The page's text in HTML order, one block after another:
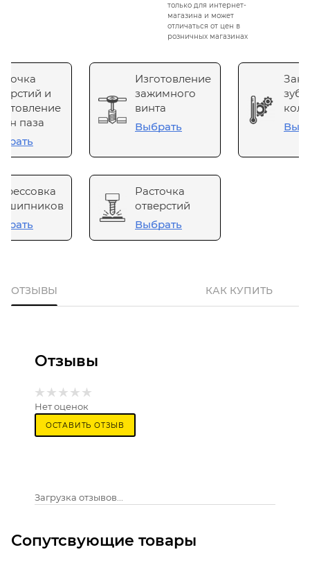
только для интернет-
магазина и может
отличаться от цен в
розничных магазинах
и
паза
Изготовление
зажимного
винта
Выбрать
Расточка
отверстий
Выбрать
ОТЗЫВЫ КАК КУПИТЬ
Отзывы
Нет оценок
ОСТАВИТЬ ОТЗЫВ
Загрузка отзывов...
Сопутсвующие товары